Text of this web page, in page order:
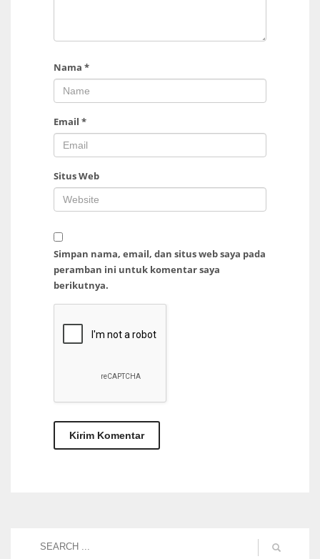
Nama *
Email *
Situs Web
Simpan nama, email, dan situs web saya pada
peramban ini untuk komentar saya
berikutnya.